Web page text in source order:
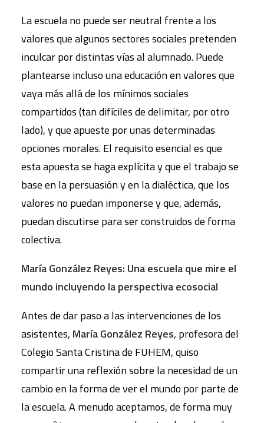
La escuela no puede ser neutral frente a los
valores que algunos sectores sociales pretenden
inculcar por distintas vías al alumnado. Puede
plantearse incluso una educación en valores que
vaya más allá de los mínimos sociales
compartidos (tan difíciles de delimitar, por otro
lado), y que apueste por unas determinadas
opciones morales. El requisito esencial es que
esta apuesta se haga explícita y que el trabajo se
base en la persuasión y en la dialéctica, que los
valores no puedan imponerse y que, además,
puedan discutirse para ser construidos de forma
colectiva.
María González Reyes: Una escuela que mire el
mundo incluyendo la perspectiva ecosocial
Antes de dar paso a las intervenciones de los
asistentes, María González Reyes, profesora del
Colegio Santa Cristina de FUHEM, quiso
compartir una reflexión sobre la necesidad de un
cambio en la forma de ver el mundo por parte de
la escuela. A menudo aceptamos, de forma muy